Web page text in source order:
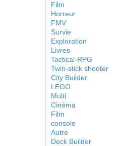
Film
Horreur
FMV
Survie
Exploration
Livres
Tactical-RPG
Twin-stick shooter
City Builder
LEGO
Multi
Cinéma
Film
console
Autre
Deck Builder